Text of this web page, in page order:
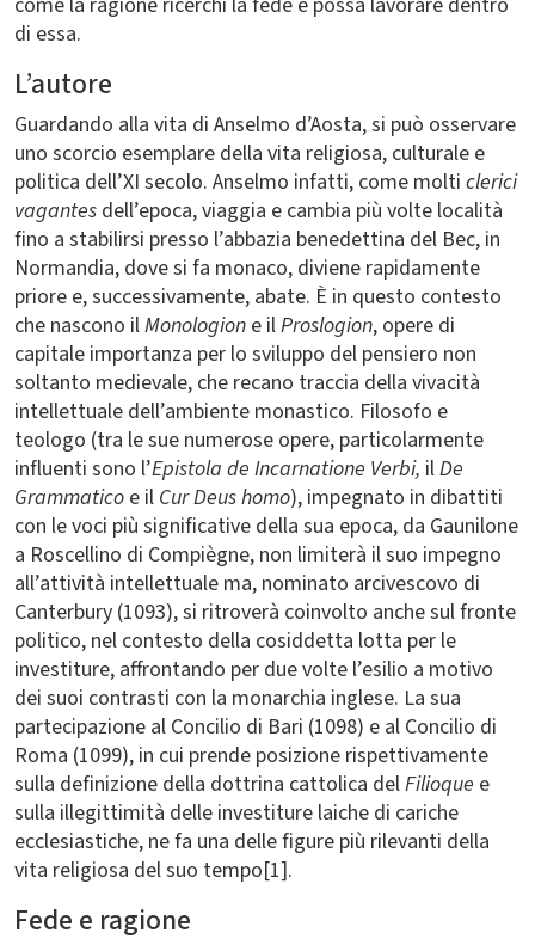
di essa.
L’autore
Guardando alla vita di Anselmo d’Aosta, si può osservare
uno scorcio esemplare della vita religiosa, culturale e
politica dell’XI secolo. Anselmo infatti, come molti clerici
vagantes dell’epoca, viaggia e cambia più volte località
fino a stabilirsi presso l’abbazia benedettina del Bec, in
Normandia, dove si fa monaco, diviene rapidamente
priore e, successivamente, abate. È in questo contesto
che nascono ilMonologion e ilProslogion, opere di
capitale importanza per lo sviluppo del pensiero non
soltanto medievale, che recano traccia della vivacità
intellettuale dell’ambiente monastico. Filosofo e
teologo (tra le sue numerose opere, particolarmente
influenti sono l’Epistola de Incarnatione Verbi, ilDe
Grammatico e il Cur Deus homo), impegnato in dibattiti
con le voci più significative della sua epoca, da Gaunilone
a Roscellino di Compiègne, non limiterà il suo impegno
all’attività intellettuale ma, nominato arcivescovo di
Canterbury (1093), si ritroverà coinvolto anche sul fronte
politico, nel contesto della cosiddetta lotta per le
investiture, affrontando per due volte l’esilio a motivo
dei suoi contrasti con la monarchia inglese. La sua
partecipazione al Concilio di Bari (1098) e al Concilio di
Roma (1099), in cui prende posizione rispettivamente
sulla definizione della dottrina cattolica delFilioque e
sulla illegittimità delle investiture laiche di cariche
ecclesiastiche, ne fa una delle figure più rilevanti della
vita religiosa del suo tempo[1].
Fede e ragione